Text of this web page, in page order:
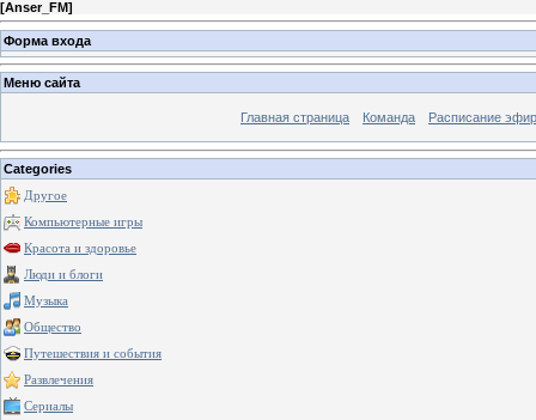
[Anser_FM]
Форма входа
Меню сайта
Главная страница Команда Расписание
Categories
Другое
Компьютерные игры
Красота и здоровье
Люди и блоги
Музыка
Общество
Путешествия и события
Развлечения
Сериалы